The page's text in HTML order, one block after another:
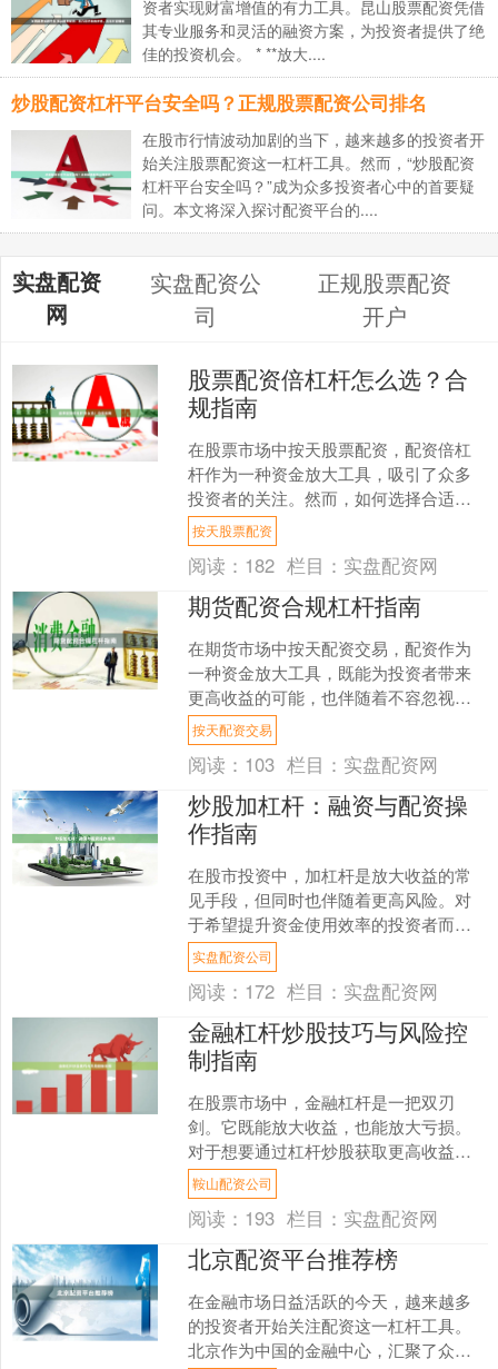
资者实现财富增值的有力工具。昆山股票配资凭借
其专业服务和灵活的融资方案，为投资者提供了绝
佳的投资机会。 * **放大....
炒股配资杠杆平台安全吗？正规股票配资公司排名
在股市行情波动加剧的当下，越来越多的投资者开
始关注股票配资这一杠杆工具。然而，“炒股配资
杠杆平台安全吗？”成为众多投资者心中的首要疑
问。本文将深入探讨配资平台的....
实盘配资
网
实盘配资公
司
正规股票配资
开户
股票配资倍杠杆怎么选？合
规指南
在股票市场中按天股票配资，配资倍杠
杆作为一种资金放大工具，吸引了众多
投资者的关注。然而，如何选择合适的
杠杆倍数，并确保操作合规，是每位投
资者必须面对的核心问题。....
按天股票配资
阅读： 182 栏目： 实盘配资网
期货配资合规杠杆指南
在期货市场中按天配资交易，配资作为
一种资金放大工具，既能为投资者带来
更高收益的可能，也伴随着不容忽视的
风险。随着监管政策的不断完善，了解
并遵守合规杠杆规则，已成....
按天配资交易
阅读： 103 栏目： 实盘配资网
炒股加杠杆：融资与配资操
作指南
在股市投资中，加杠杆是放大收益的常
见手段，但同时也伴随着更高风险。对
于希望提升资金使用效率的投资者而
言，理解融资与配资这两种主流加杠杆
方式的操作要点至关重要。本....
实盘配资公司
阅读： 172 栏目： 实盘配资网
金融杠杆炒股技巧与风险控
制指南
在股票市场中，金融杠杆是一把双刃
剑。它既能放大收益，也能放大亏损。
对于想要通过杠杆炒股获取更高收益的
投资者来说，掌握正确的技巧和严格的
风险控制至关重要。本文将为....
鞍山配资公司
阅读： 193 栏目： 实盘配资网
北京配资平台推荐榜
在金融市场日益活跃的今天，越来越多
的投资者开始关注配资这一杠杆工具。
北京作为中国的金融中心，汇聚了众多